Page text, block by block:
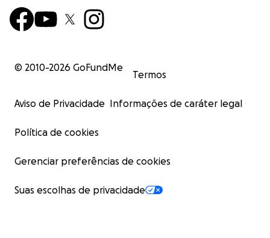
© 2010-2026 GoFundMe
Termos
Aviso de Privacidade Informações de caráter legal
Política de cookies
Gerenciar preferências de cookies
Suas escolhas de privacidade